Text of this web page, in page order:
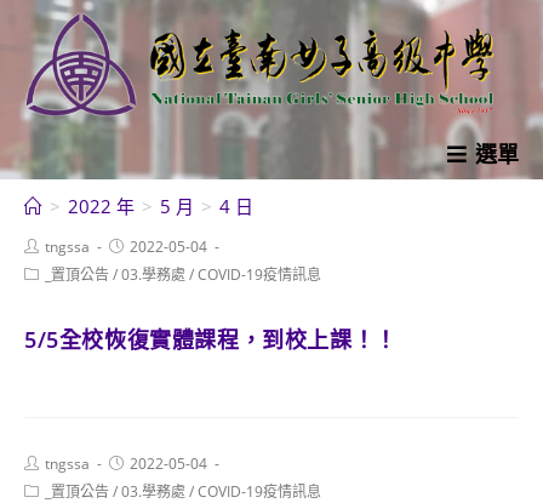
內
選單
> 2022 年 > 5 月 > 4 日
Post
author:
tngssa
Post
published:
2022-05-04
Post _置頂公告/03.學務處 /COVID-19疫情訊息
5/5全校恢復實體課程，到校上課！！
Post
author:
tngssa
Post
published:
2022-05-04
Post _置頂公告/03.學務處 /COVID-19疫情訊息